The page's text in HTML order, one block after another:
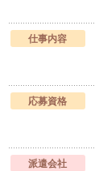
仕事内容
応募資格
派遣会社